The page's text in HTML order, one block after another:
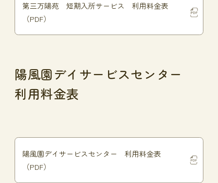
第三万陽苑 短期入所サービス 利用料金表
（PDF）
陽風園デイサービスセンター
利用料金表
陽風園デイサービスセンター 利用料金表
（PDF）